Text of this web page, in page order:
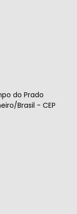
do Prado
Brasil - CEP